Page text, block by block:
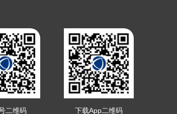
二维码 下载App二维码